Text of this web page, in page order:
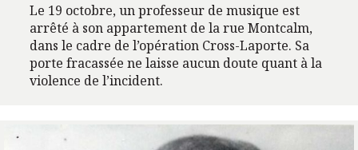
Le 19 octobre, un professeur de musique est
arrêté à son appartement de la rue Montcalm,
dans le cadre de l’opération Cross-Laporte. Sa
porte fracassée ne laisse aucun doute quant à la
violence de l’incident.